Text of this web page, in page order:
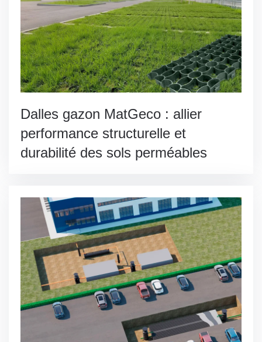
Dalles gazon MatGeco : allier
performance structurelle et
durabilité des sols perméables